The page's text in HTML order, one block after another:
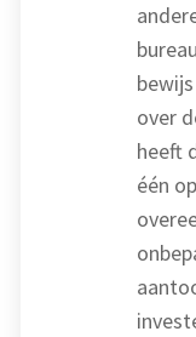
over
heeft
één